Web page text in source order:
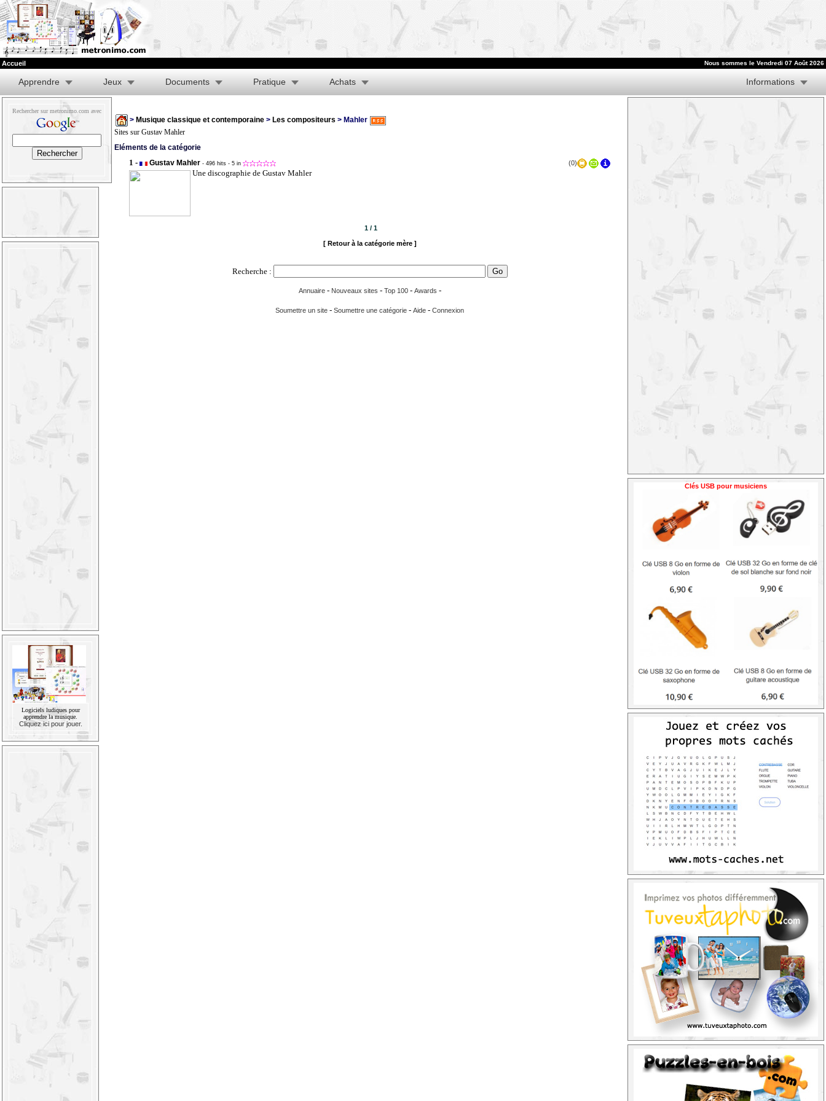
Accueil Nous sommes le Vendredi 07 Août 2026
Apprendre Jeux Documents Pratique Achats Informations
Rechercher sur metronimo.com avec
Logiciels ludiques pour
apprendre la musique.
Cliquez ici pour jouer.
> Musique classique et contemporaine > Les compositeurs > Mahler
Sites sur Gustav Mahler
Eléments de la catégorie
1 - Gustav Mahler - 496 hits - 5 in (0)
Une discographie de Gustav Mahler
1 / 1
[ Retour à la catégorie mère ]
Recherche :
Annuaire- Nouveaux sites - Top 100- Awards -
Soumettre un site - Soumettre une catégorie - Aide - Connexion
Clés USB pour musiciens